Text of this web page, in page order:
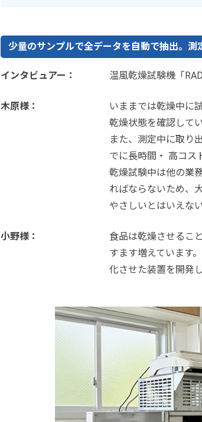
少量のサンプルで全データを自動で抽出。測
インタビュアー 温風乾燥試験機「
木原様
いままでは乾燥中に
乾燥状態を確認して
また、測定中に取り
でに長時間・ 高コス
乾燥試験中は他の業
ればならないため、
やさしいとはいえな
小野様
食品は乾燥させるこ
すます増えています
化させた装置を開発